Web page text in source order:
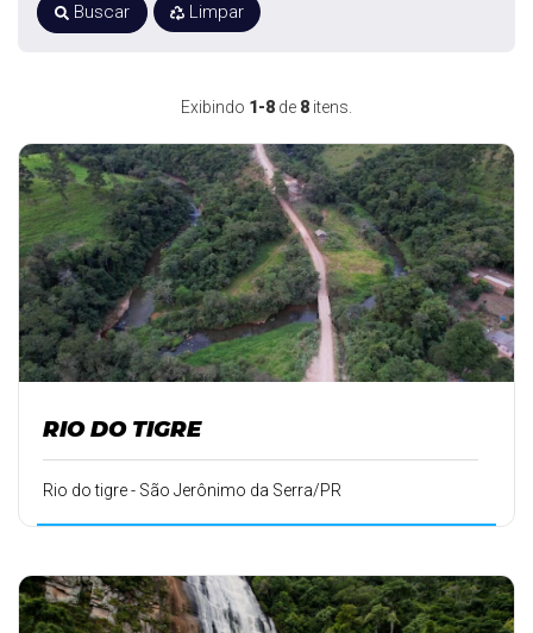
Exibindo 1-8 de 8 itens.
RIO DO TIGRE
Rio do tigre - São Jerônimo da Serra/PR
Buscar Limpar